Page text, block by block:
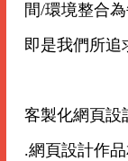
間/環境整合
即是我們所追
客製化網頁設
.網頁設計作